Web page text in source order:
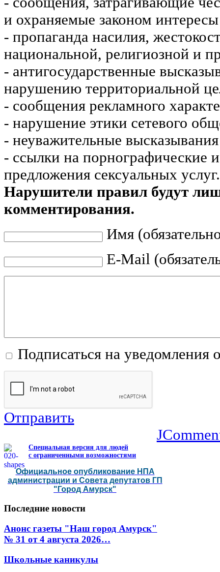
и охраняемые законом
- пропаганда насилия,
национальной, религиозной и
- антигосударственные
нарушению территориальной
- сообщения рекламного
- нарушение этики сетевого
- неуважительные
- ссылки на порнографические
предложения сексуальных услуг.
Нарушители правил будут
комментирования.
Имя
E-Mail
Подписаться на уведомления
Отправить
Специальная версия для людей
с ограниченными возможностями
Официальное опубликование НПА
администрации и Совета депутатов ГП
"Город Амурск"
Последние новости
Анонс газеты "Наш город Амурск"
№ 31 от 4 августа 2026…
Школьные каникулы